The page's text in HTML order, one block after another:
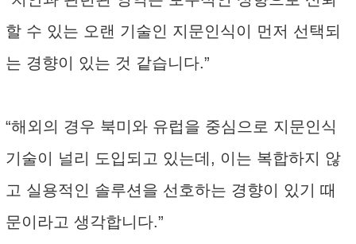
할 수 있는 오랜 기술인 지문인식이 먼저 선택되
는 경향이 있는 것 같습니다.”
“해외의 경우 북미와 유럽을 중심으로 지문인식
기술이 널리 도입되고 있는데, 이는 복합하지 않
고 실용적인 솔루션을 선호하는 경향이 있기 때
문이라고 생각합니다.”